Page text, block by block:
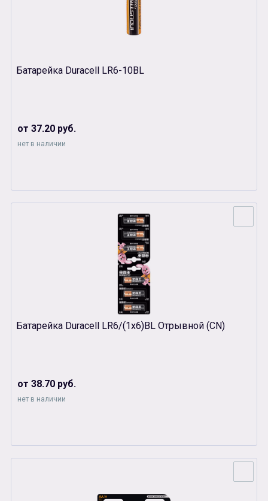
Батарейка Duracell LR6-10BL
от 37.20 руб.
нет в наличии
Батарейка Duracell LR6/(1х6)BL Отрывной (CN)
от 38.70 руб.
нет в наличии